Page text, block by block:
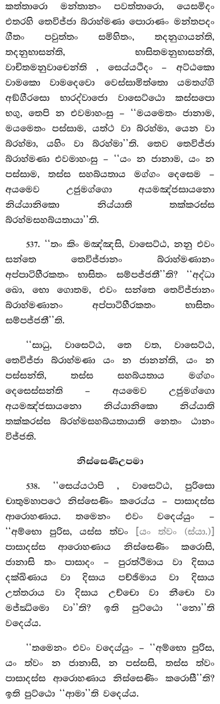
කත්තාරො මන්තානං පවත්තාරො, යෙසමිදං
එතරහි තෙවිජ්ජා බ්රාහ්මණා පොරාණං මන්තපදං
ගීතං පවුත්තං සමිහිතං, තදනුගායන්ති,
තදනුභාසන්ති, භාසිතමනුභාසන්ති,
වාචිතමනුවාචෙන්ති , සෙය්යථිදං – අට්ඨකො
වාමකො වාමදෙවො වෙස්සාමිත්තො යමතග්ගි
අඞ්ගීරසො භාරද්වාජො වාසෙට්ඨො කස්සපො
භගු, තෙපි න එවමාහංසු – ‘‘මයමෙතං ජානාම,
මයමෙතං පස්සාම, යත්ථ වා බ්රහ්මා, යෙන වා
බ්රහ්මා, යහිං වා බ්රහ්මා’’ති. තෙව තෙවිජ්ජා
බ්රාහ්මණා එවමාහංසු – ‘‘යං න ජානාම, යං න
පස්සාම, තස්ස සහබ්යතාය මග්ගං දෙසෙම –
අයමෙව උජුමග්ගො අයමඤ්ජසායනො
නිය්යානිකො නිය්යාති තක්කරස්ස
බ්රහ්මසහබ්යතායා’’ති.
537. ‘‘තං කිං මඤ්ඤසි, වාසෙට්ඨ, නනු එවං
සන්තෙ තෙවිජ්ජානං බ්රාහ්මණානං
අප්පාටිහීරකතං භාසිතං සම්පජ්ජතී’’ති? ‘‘අද්ධා
ඛො, භො ගොතම, එවං සන්තෙ තෙවිජ්ජානං
බ්රාහ්මණානං අප්පාටිහීරකතං භාසිතං
සම්පජ්ජතී’’ති.
‘‘සාධු, වාසෙට්ඨ, තෙ වත, වාසෙට්ඨ,
තෙවිජ්ජා බ්රාහ්මණා යං න ජානන්ති, යං න
පස්සන්ති, තස්ස සහබ්යතාය මග්ගං
දෙසෙස්සන්ති – අයමෙව උජුමග්ගො
අයමඤ්ජසායනො නිය්යානිකො නිය්යාති
තක්කරස්ස බ්රහ්මසහබ්යතායාති නෙතං ඨානං
විජ්ජති.
නිස්සෙණීඋපමා
538. ‘‘සෙය්යථාපි , වාසෙට්ඨ, පුරිසො
චාතුමහාපථෙ නිස්සෙණිං කරෙය්ය – පාසාදස්ස
ආරොහණාය. තමෙනං එවං වදෙය්යුං –
‘‘අම්භො පුරිස, යස්ස ත්වං
[යං ත්වං (ස්යා.)]
පාසාදස්ස ආරොහණාය නිස්සෙණිං කරොසි,
ජානාසි තං පාසාදං – පුරත්ථිමාය වා දිසාය
දක්ඛිණාය වා දිසාය පච්ඡිමායවා දිසාය
උත්තරාය වා දිසාය උච්චො වා නීචො වා
මජ්ඣිමො වා’’ති? ඉති පුට්ඨො ‘‘නො’’ති
වදෙය්ය.
‘‘තමෙනං එවං වදෙය්යුං – ‘‘අම්භො පුරිස,
යං ත්වං න ජානාසි, න පස්සසි, තස්ස ත්වං
පාසාදස්ස ආරොහණාය නිස්සෙණිං කරොසී’’ති?
ඉති පුට්ඨො ‘‘ආමා’’ති වදෙය්ය.